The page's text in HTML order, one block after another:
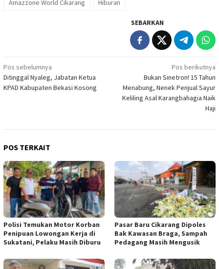
Amazzone World Cikarang Hiburan
SEBARKAN
Navigasi
pos
Pos sebelumnya
Ditinggal Nyaleg, Jabatan Ketua
KPAD Kabupaten Bekasi Kosong
Pos berikutnya
Bukan Sinetron! 15 Tahun
Menabung, Nenek Penjual Sayur
Keliling Asal Karangbahagia Naik
Haji
POS TERKAIT
Polisi Temukan Motor Korban
Penipuan Lowongan Kerja di
Sukatani, Pelaku Masih Diburu
Pasar Baru Cikarang Dipoles
Bak Kawasan Braga, Sampah
Pedagang Masih Mengusik